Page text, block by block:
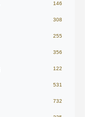
146
308
255
356
122
531
732